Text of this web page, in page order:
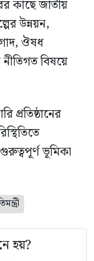
কাছে জাতীয়
উন্নয়ন,
ঔষধ
বিষয়ে
প্রতিষ্ঠানের
ভূমিকা
হয়?